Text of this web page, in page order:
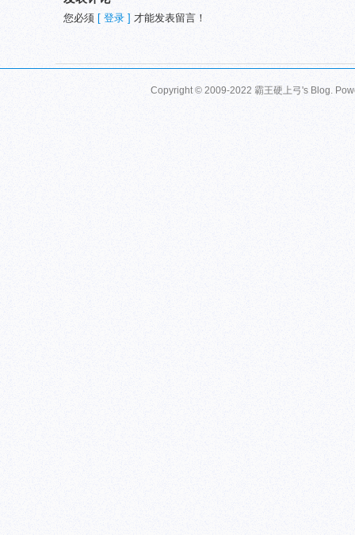
您必须 [ 登录 ] 才能发表留言！
Copyright © 2009-2022 霸王硬上弓's Blog.